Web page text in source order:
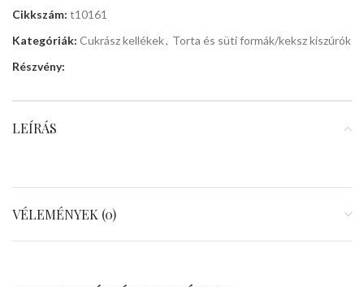
Cikkszám: t10161
Kategóriák: Cukrász kellékek, Torta és süti formák/keksz kiszúrók
Részvény:
LEÍRÁS
VÉLEMÉNYEK (0)